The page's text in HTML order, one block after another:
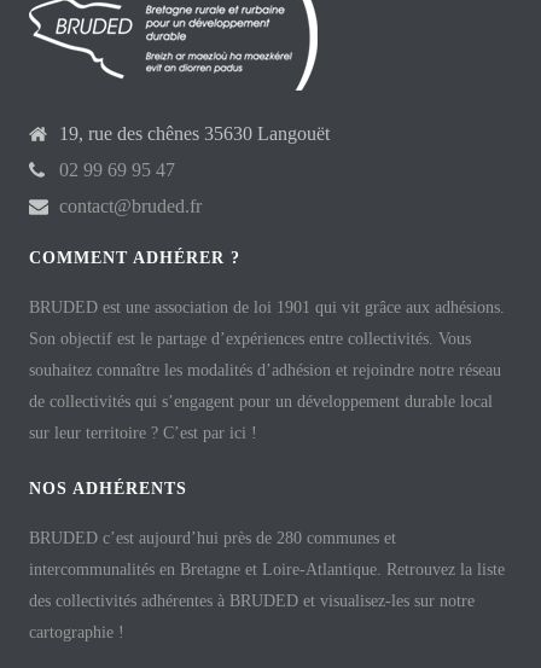
19, rue des chênes 35630 Langouët
02 99 69 95 47
contact@bruded.fr
COMMENT ADHÉRER ?
BRUDED est une association de loi 1901 qui vit grâce aux adhésions.
Son objectif est le partage d’expériences entre collectivités. Vous
souhaitez connaître les modalités d’adhésion et rejoindre notre réseau
de collectivités qui s’engagent pour un développement durable local
sur leur territoire ? C’est par ici !
NOS ADHÉRENTS
BRUDED c’est aujourd’hui près de 280 communes et
intercommunalités en Bretagne et Loire-Atlantique. Retrouvez la liste
des collectivités adhérentes à BRUDED et visualisez-les sur notre
cartographie !